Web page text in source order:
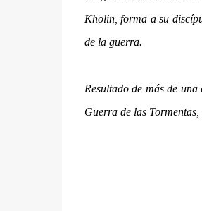
Kholin, forma a su
de la guerra.
Resultado de más de
Guerra de las